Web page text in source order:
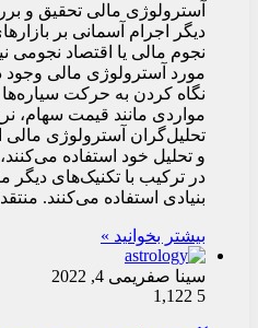
آسترولوژی مالی تحقیق و
دیگر اجرام آسمانی بر
نجوم مالی یا اقتصاد نجومی
مورد آسترولوژی مالی وجود
نگاه کردن به حرکت
مواردی مانند قیمت سهام،
تحلیل‌گران آسترولوژی مالی
و تحلیل خود استفاده
در ترکیب با تکنیک‌های دیگر
بنیادی استفاده می‌کنند.
بیشتر بخوانید »
سینا صفریمی 4, 2022
5